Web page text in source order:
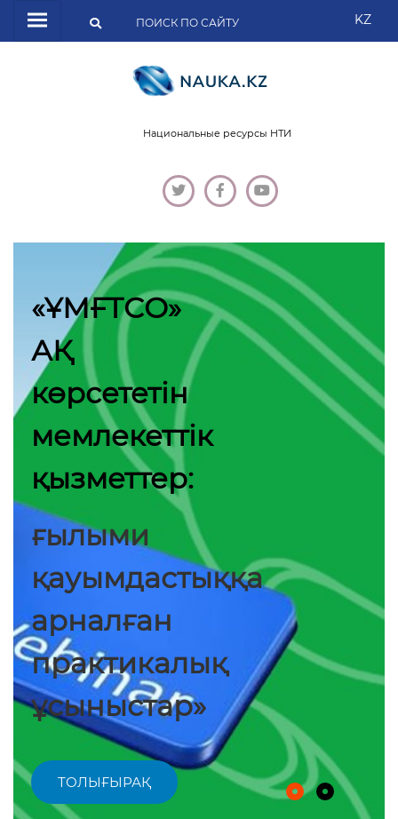
KZ
Национальные ресурсы НТИ
«ҰМҒТСО»
АҚ
көрсететін
мемлекеттік
қызметтер:
ғылыми
қауымдастыққа
арналған
практикалық
ұсыныстар»
ТОЛЫҒЫРАҚ